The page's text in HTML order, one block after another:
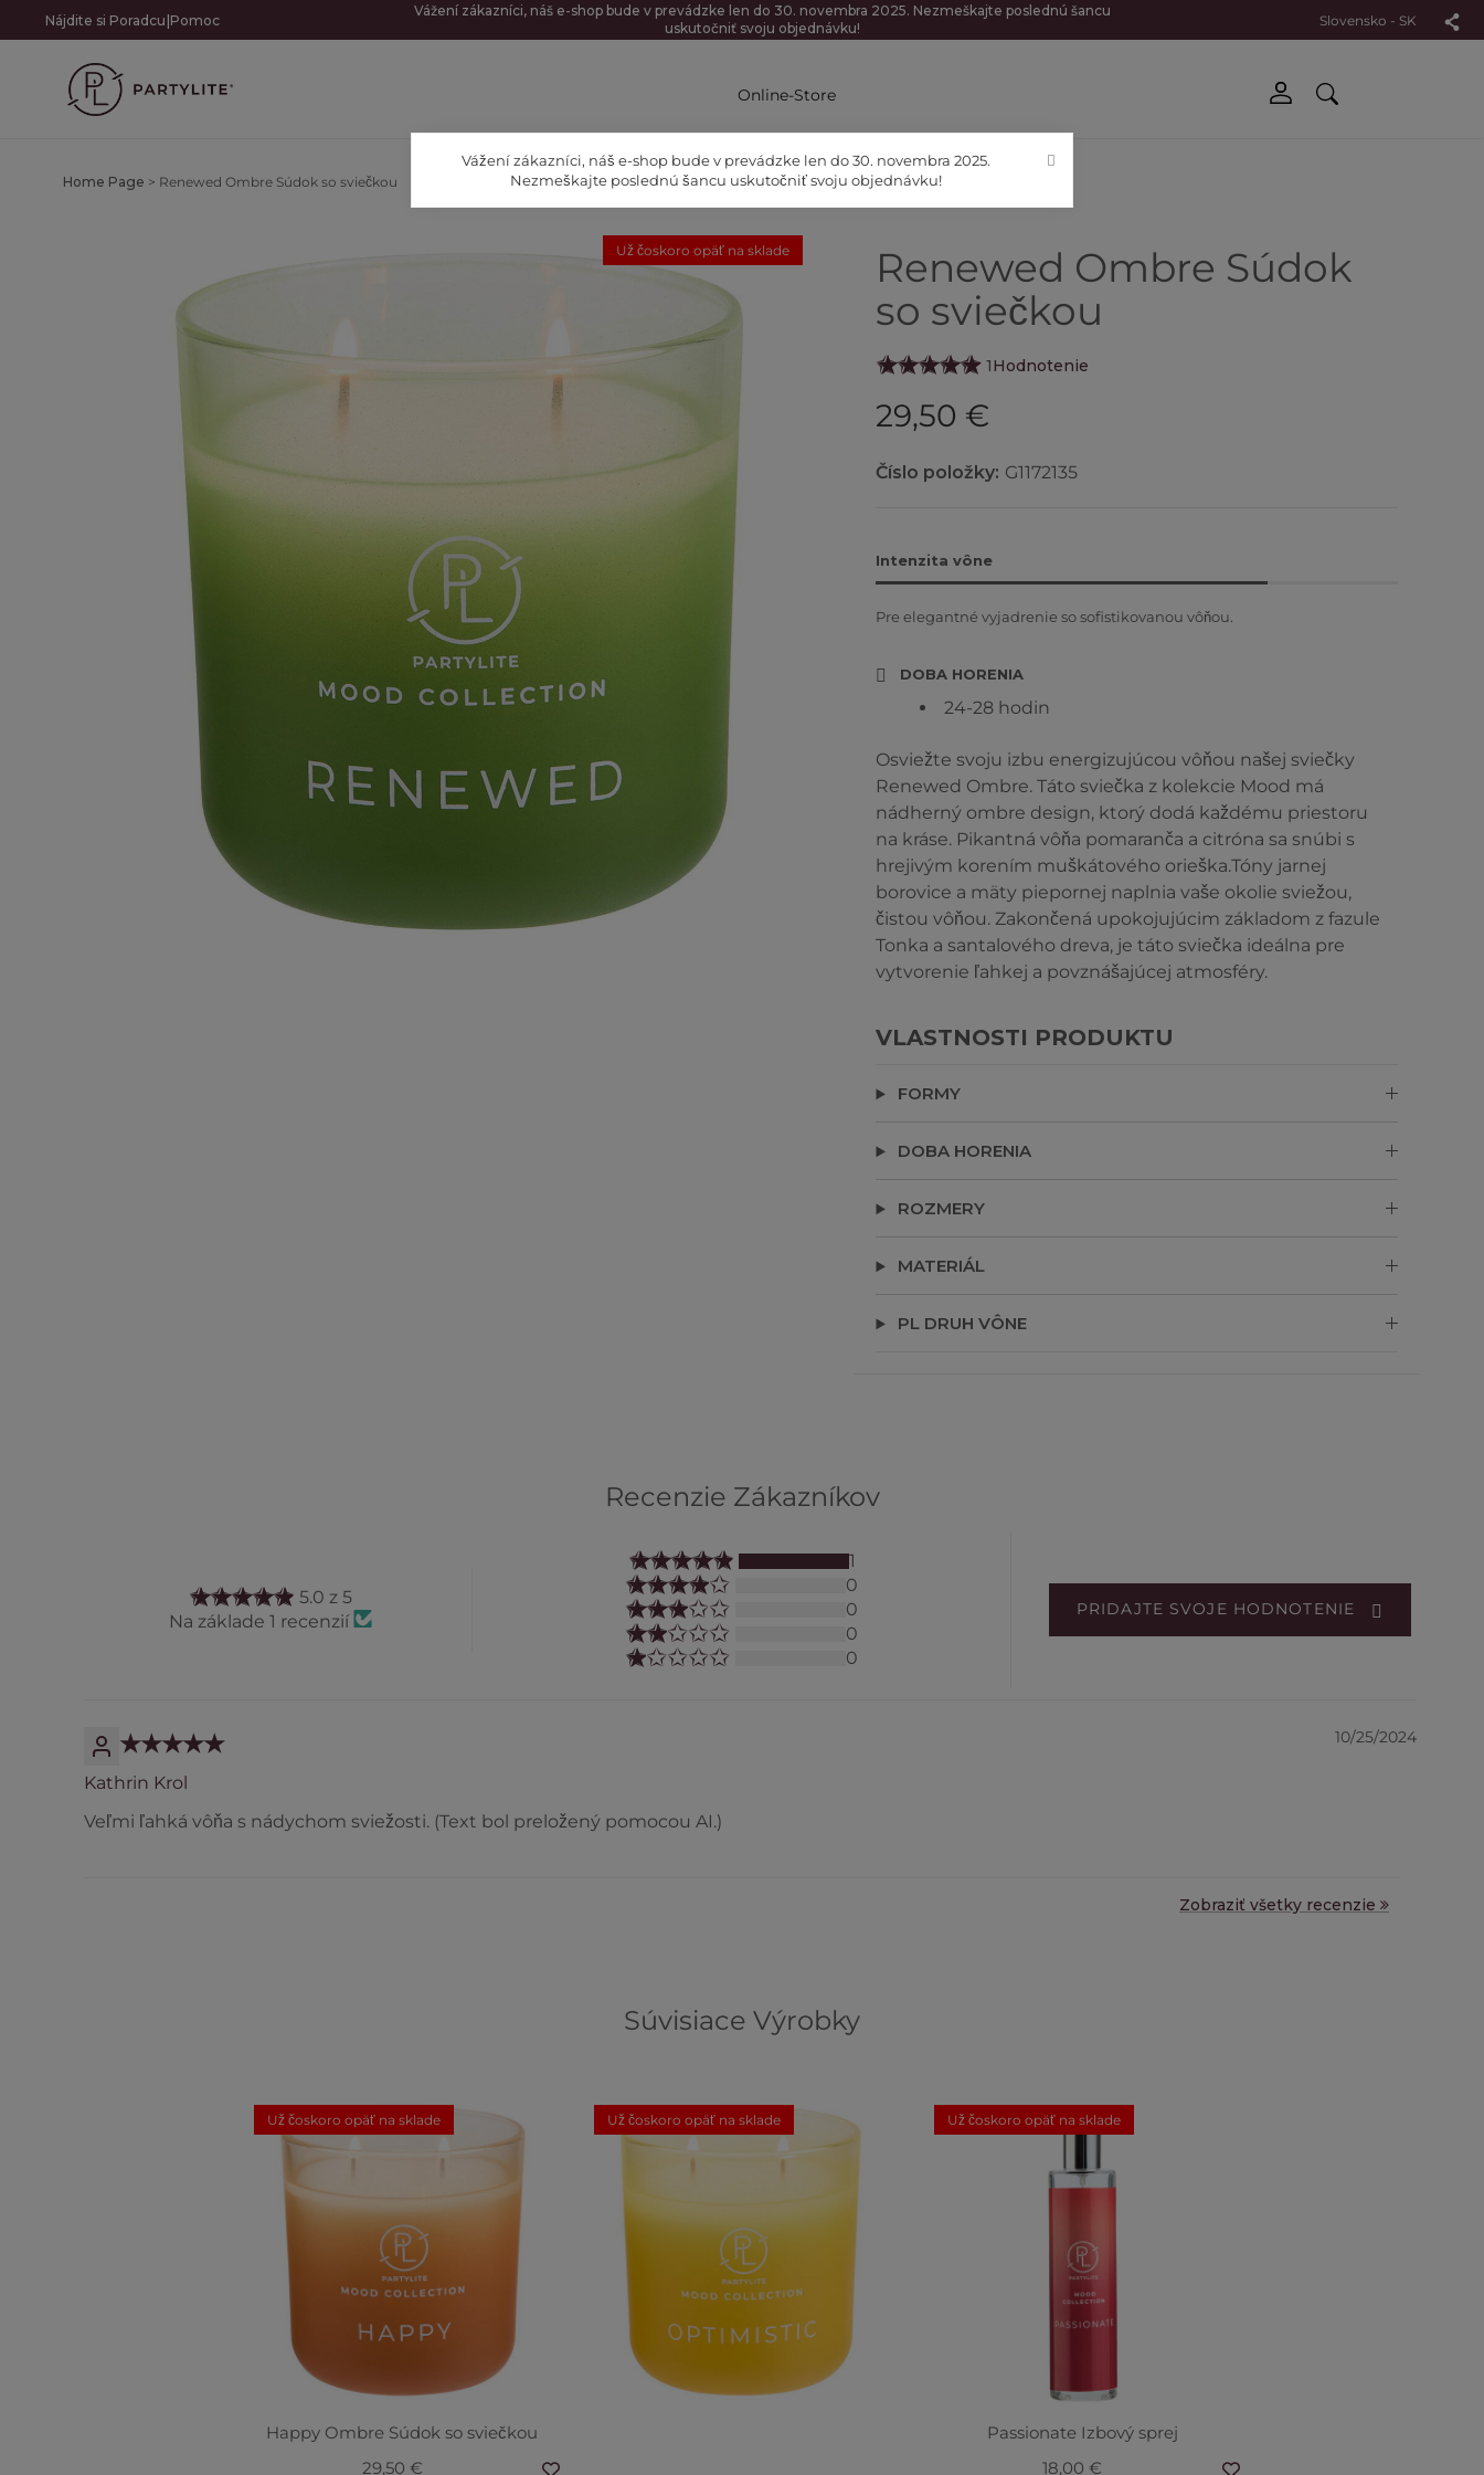
Nájdite si Poradcu |Pomoc
Vážení zákazníci, náš e-shop bude v prevádzke len do 30. novembra 2025. Nezmeškajte poslednú šancu
uskutočniť svoju objednávku!
Slovensko - SK
Online-Store
Home Page > Renewed Ombre Súdok so sviečkou
Už čoskoro opäť na sklade
Renewed Ombre Súdok
so sviečkou
1Hodnotenie
29,50 €
Číslo položky: G1172135
Intenzita vône
Pre elegantné vyjadrenie so sofistikovanou vôňou.
DOBA HORENIA
24-28 hodin
Osviežte svoju izbu energizujúcou vôňou našej sviečky
Renewed Ombre. Táto sviečka z kolekcie Mood má
nádherný ombre design, ktorý dodá každému priestoru
na kráse. Pikantná vôňa pomaranča a citróna sa snúbi s
hrejivým korením muškátového orieška.Tóny jarnej
borovice a mäty piepornej naplnia vaše okolie sviežou,
čistou vôňou. Zakončená upokojujúcim základom z fazule
Tonka a santalového dreva, je táto sviečka ideálna pre
vytvorenie ľahkej a povznášajúcej atmosféry.
VLASTNOSTI PRODUKTU
FORMY
DOBA HORENIA
ROZMERY
MATERIÁL
PL DRUH VÔNE
Recenzie Zákazníkov
5.0 z 5
Na základe 1 recenzií
1
0
0
0
0
PRIDAJTE SVOJE HODNOTENIE
10/25/2024
Kathrin Krol
Veľmi ľahká vôňa s nádychom sviežosti. (Text bol preložený pomocou AI.)
Zobraziť všetky recenzie
Súvisiace Výrobky
Už čoskoro opäť na sklade
Happy Ombre Súdok so sviečkou
29,50 €
Už čoskoro opäť na sklade Už čoskoro opäť na sklade
Passionate Izbový sprej
18,00 €
Vážení zákazníci, náš e-shop bude v prevádzke len do 30. novembra 2025.
Nezmeškajte poslednú šancu uskutočniť svoju objednávku!